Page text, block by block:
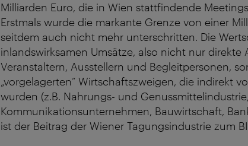
Milliarden Euro, die in Wien stattfindende
Erstmals wurde die markante Grenze von einer
seitdem auch nicht mehr unterschritten. Die
inlandswirksamen Umsätze, also nicht nur direkte
Veranstaltern, Ausstellern und Begleitpersonen,
„vorgelagerten“ Wirtschaftszweigen, die indirekt
wurden (z.B. Nahrungs- und
Kommunikationsunternehmen, Bauwirtschaft,
ist der Beitrag der Wiener Tagungsindustrie zum